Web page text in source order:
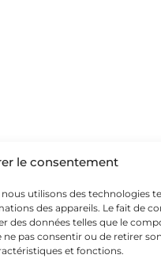
le consentement
utilisons des technologies
des appareils. Le fait de
des données telles que le
ne pas consentir ou de retirer
et fonctions.